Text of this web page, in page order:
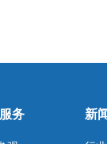
务 新